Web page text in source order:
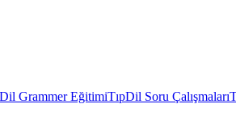
Grammer EğitimiTıpDil Soru Çalışmaları